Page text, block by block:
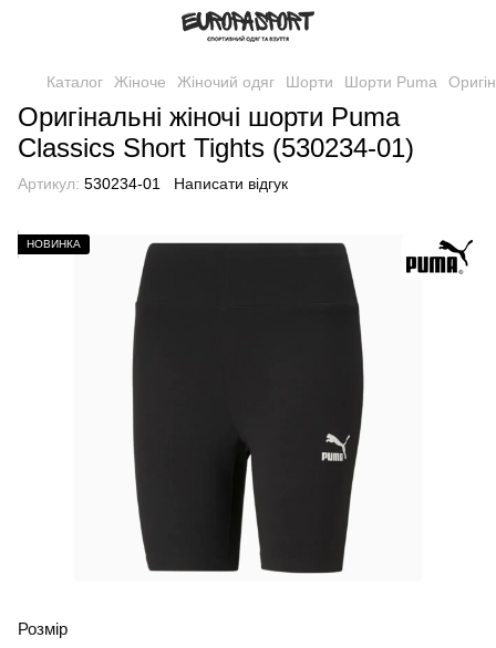
Каталог Жіноче Жіночий одяг Шорти Шорти Puma
Оригінальні жіночі шорти Puma
Classics Short Tights (530234-01)
Артикул: 530234-01 Написати відгук
НОВИНКА
Розмір